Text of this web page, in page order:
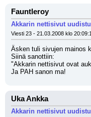
Fauntleroy
Akkarin nettisivut
Viesti 23 - 21.03.2008 klo
Äsken tuli sivujen mainos
Siinä sanottiin:
"Akkarin nettisivut ovat
Ja PAH sanon ma!
Uka Ankka
Akkarin nettisivut